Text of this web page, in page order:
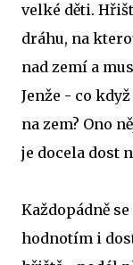
velké děti.
dráhu, na
nad zemí a
Jenže - co
na zem? Ono
je docela dost
Každopádně
hodnotím i